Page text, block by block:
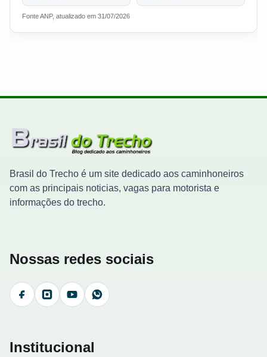
Fonte ANP, atualizado em 31/07/2026
Brasil do Trecho é um site dedicado aos caminhoneiros
com as principais noticias, vagas para motorista e
informações do trecho.
Nossas redes sociais
FacebookInstagramYouTubeWhatsApp
Institucional